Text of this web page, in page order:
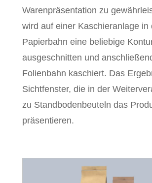
Warenpräsentation zu
wird auf einer Kaschieranlage in
Papierbahn eine beliebige
ausgeschnitten und
Folienbahn kaschiert. Das
Sichtfenster, die in der
zu Standbodenbeuteln das
präsentieren.